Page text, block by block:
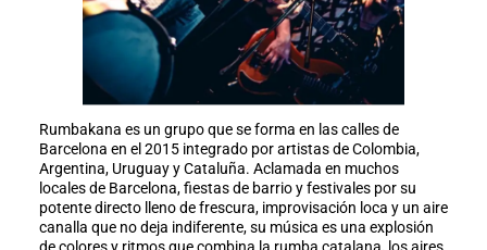
Rumbakana es un grupo que se forma en las calles de
Barcelona en el 2015 integrado por artistas de Colombia,
Argentina, Uruguay y Cataluña. Aclamada en muchos
locales de Barcelona, fiestas de barrio y festivales por su
potente directo lleno de frescura, improvisación loca y un aire
canalla que no deja indiferente, su música es una explosión